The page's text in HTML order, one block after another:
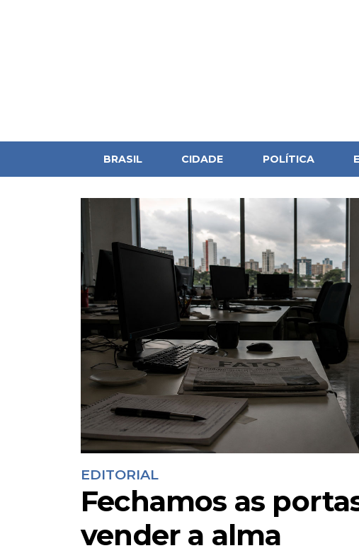
BRASIL CIDADE POLÍTICA
EDITORIAL
Fechamos as
vender a alma